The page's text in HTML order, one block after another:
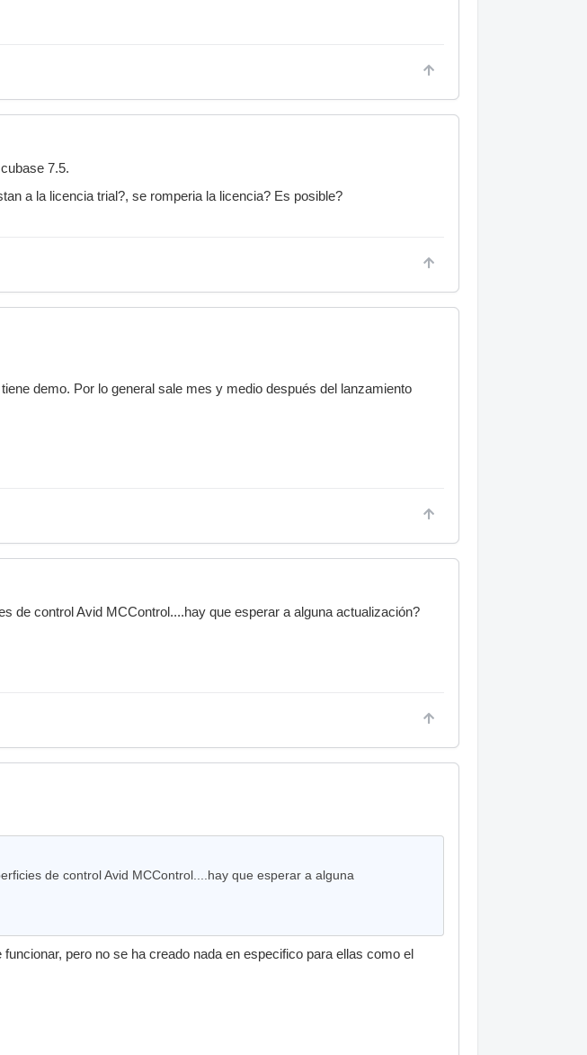
7.5.
a la licencia trial?, se romperia la licencia? Es posible?
demo. Por lo general sale mes y medio después del lanzamiento
de control Avid MCControl....hay que esperar a alguna actualización?
de control Avid MCControl....hay que esperar a alguna
pero no se ha creado nada en especifico para ellas como el